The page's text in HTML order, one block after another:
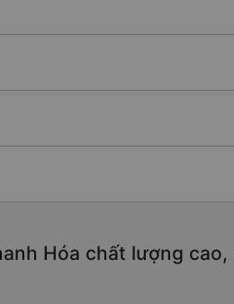
Hóa chất lượng